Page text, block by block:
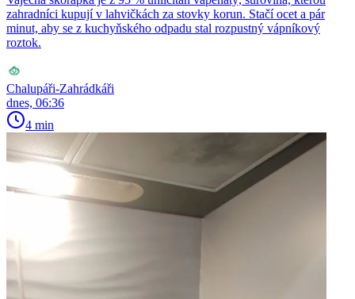
zahradníci kupují v lahvičkách za stovky korun. Stačí ocet a pár
minut, aby se z kuchyňského odpadu stal rozpustný vápníkový
roztok.
Chalupáři-Zahrádkáři
dnes, 06:36
4 min